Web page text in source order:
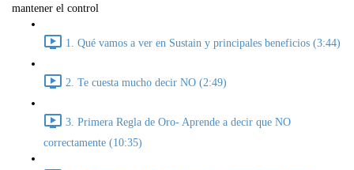
mantener el control
1. Qué vamos a ver en Sustain y principales beneficios (3:44)
2. Te cuesta mucho decir NO (2:49)
3. Primera Regla de Oro- Aprende a decir que NO
correctamente (10:35)